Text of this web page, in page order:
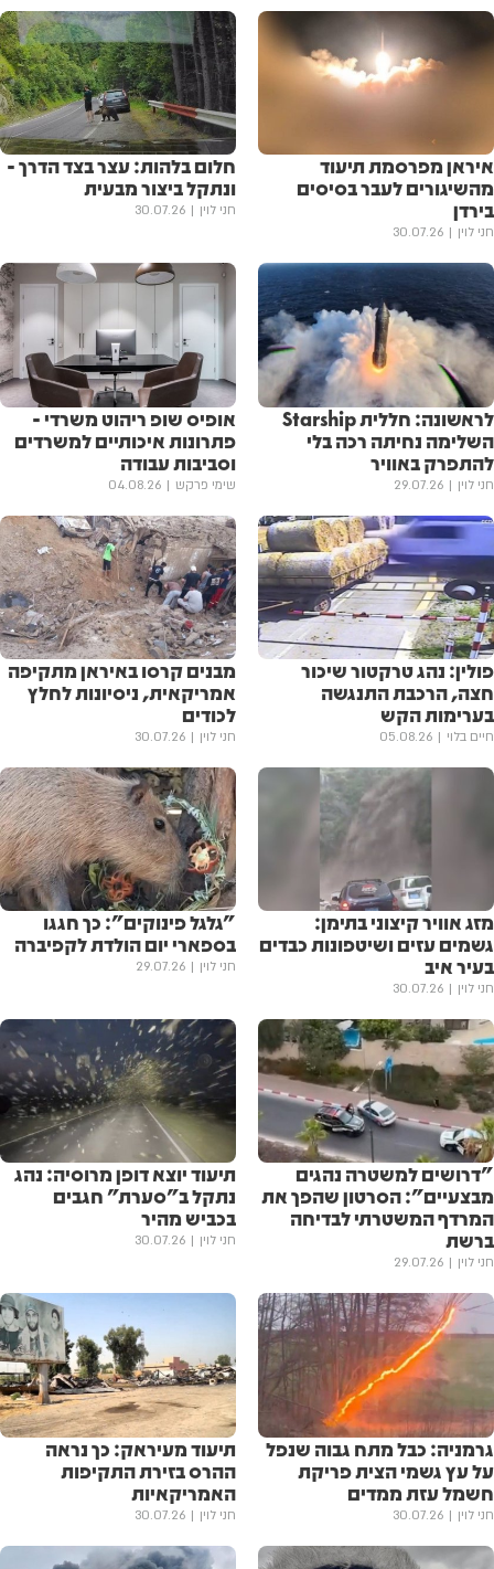
איראן מפרסמת תיעוד
מהשיגורים לעבר בסיסים
בירדן
חני לוין 30.07.26
חלום בלהות: עצר בצד הדרך -
ונתקל ביצור מבעית
חני לוין 30.07.26
לראשונה: חללית Starship
השלימה נחיתה רכה בלי
להתפרק באוויר
חני לוין 29.07.26
אופיס שופ ריהוט משרדי -
פתרונות איכותיים למשרדים
וסביבות עבודה
שימי פרקש 04.08.26
פולין: נהג טרקטור שיכור
חצה, הרכבת התנגשה
בערימות הקש
חיים בלוי 05.08.26
מבנים קרסו באיראן מתקיפה
אמריקאית, ניסיונות לחלץ
לכודים
חני לוין 30.07.26
מזג אוויר קיצוני בתימן:
גשמים עזים ושיטפונות כבדים
בעיר איב
חני לוין 30.07.26
"גלגל פינוקים": כך חגגו
בספארי יום הולדת לקפיברה
חני לוין 29.07.26
"דרושים למשטרה נהגים
מבצעיים": הסרטון שהפך את
המרדף המשטרתי לבדיחה
ברשת
חני לוין 29.07.26
תיעוד יוצא דופן מרוסיה: נהג
נתקל ב"סערת" חגבים
בכביש מהיר
חני לוין 30.07.26
גרמניה: כבל מתח גבוה שנפל
על עץ גשמי הצית פריקת
חשמל עזת ממדים
חני לוין 30.07.26
תיעוד מעיראק: כך נראה
ההרס בזירת התקיפות
האמריקאיות
חני לוין 30.07.26